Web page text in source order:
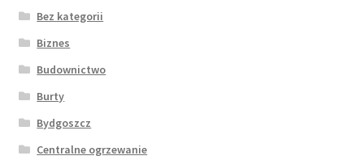
Bez kategorii
Biznes
Budownictwo
Burty
Bydgoszcz
Centralne ogrzewanie